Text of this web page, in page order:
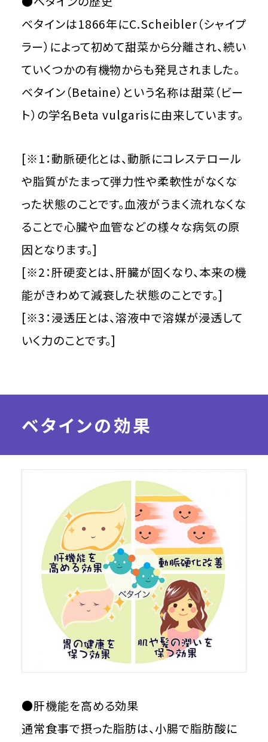
ベタインは1866年にC.Scheibler（シャイプ
ラー）によって初めて甜菜から分離され、続い
ていくつかの有機物からも発見されました。
ベタイン（Betaine）という名称は甜菜（ビー
ト）の学名Beta vulgarisに由来しています。
[※1：動脈硬化とは、動脈にコレステロール
や脂質がたまって弾力性や柔軟性がなくな
った状態のことです。血液がうまく流れなくな
ることで心臓や血管などの様々な病気の原
因となります。]
[※2：肝硬変とは、肝臓が固くなり、本来の機
能がきわめて減衰した状態のことです。]
[※3：浸透圧とは、溶液中で溶媒が浸透して
いく力のことです。]
ベタインの効果
●肝機能を高める効果
通常食事で摂った脂肪は、小腸で脂肪酸に